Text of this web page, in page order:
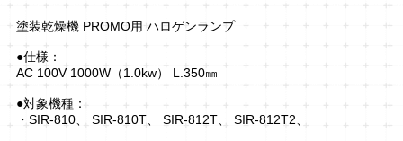
塗装乾燥機 PROMO用 ハロゲンランプ
●仕様：
AC 100V 1000W（1.0kw） L.350㎜
●対象機種：
・SIR-810、 SIR-810T、 SIR-812T、 SIR-812T2、